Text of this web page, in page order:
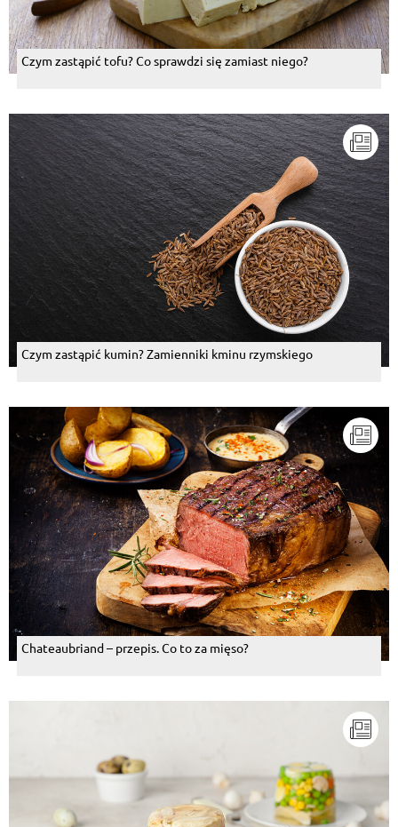
Czym zastąpić tofu? Co sprawdzi się zamiast niego?
Czym zastąpić kumin? Zamienniki kminu rzymskiego
Chateaubriand – przepis. Co to za mięso?